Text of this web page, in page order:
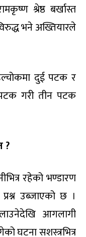
श्रेष्ठ बर्खास्त
भने अख्तियारले
दुई पटक र
गरी तीन पटक
?
रहेको भण्डारण
उब्जाएको छ ।
आगलागी
घटना सशस्त्रभित्र